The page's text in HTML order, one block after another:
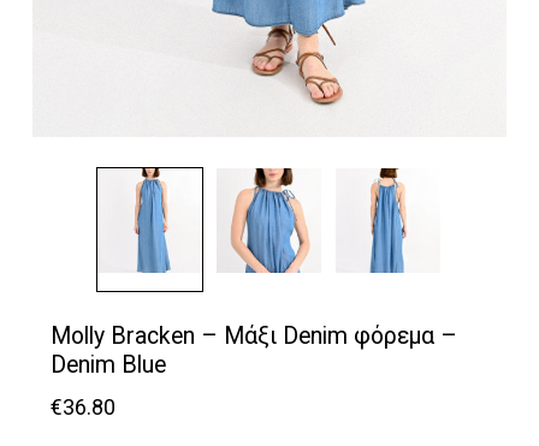
Molly Bracken – Μάξι Denim φόρεμα –
Denim Blue
€36.80